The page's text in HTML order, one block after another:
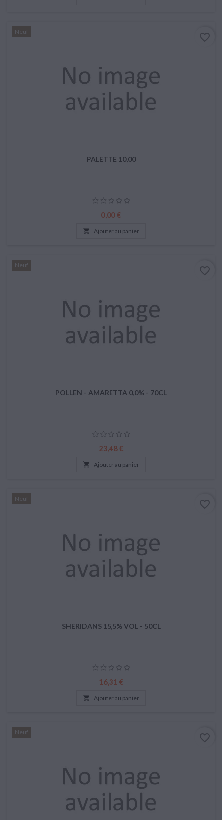
Neuf
PALETTE 10,00
Prix
0,00 €
 Ajouter au panier
favorite_border
Neuf
POLLEN - AMARETTA 0,0% - 70CL
Prix
23,48 €
 Ajouter au panier
favorite_border
Neuf
SHERIDANS 15,5% VOL - 50CL
Prix
16,31 €
 Ajouter au panier
favorite_border
Neuf favorite_border